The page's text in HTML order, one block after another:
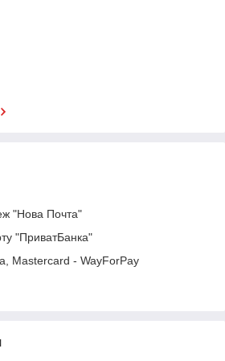
"Нова Почта"
"ПриватБанка"
Mastercard - WayForPay